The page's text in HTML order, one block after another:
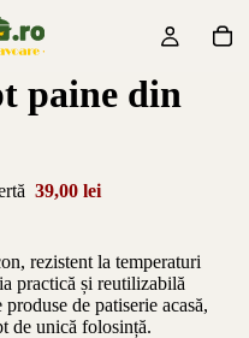
paine din
39,00 lei
rezistent la temperaturi
practică și reutilizabilă
de patiserie acasă,
de unică folosință.